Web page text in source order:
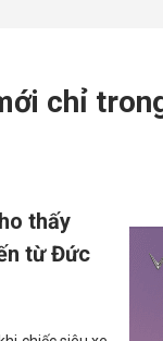
chỉ
thấy
từ Đức